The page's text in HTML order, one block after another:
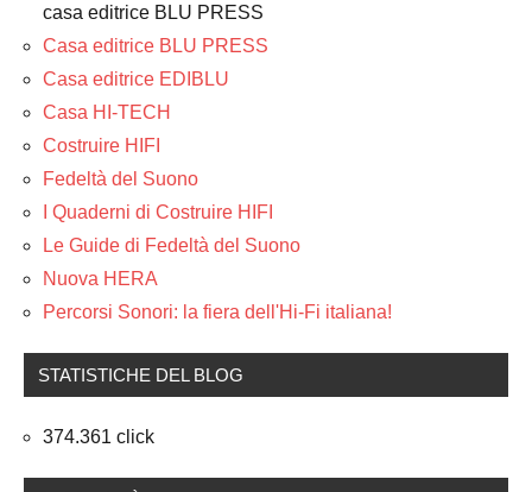
casa editrice BLU PRESS
Casa editrice BLU PRESS
Casa editrice EDIBLU
Casa HI-TECH
Costruire HIFI
Fedeltà del Suono
I Quaderni di Costruire HIFI
Le Guide di Fedeltà del Suono
Nuova HERA
Percorsi Sonori: la fiera dell'Hi-Fi italiana!
STATISTICHE DEL BLOG
374.361 click